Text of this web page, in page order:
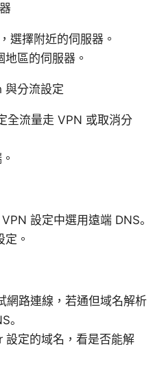
選擇附近的伺服器。
區的伺服器。
分流設定
全流量走 VPN 或取消分
設定中選用遠端 DNS。
。
路連線，若通但域名解析
。
定的域名，看是否能解